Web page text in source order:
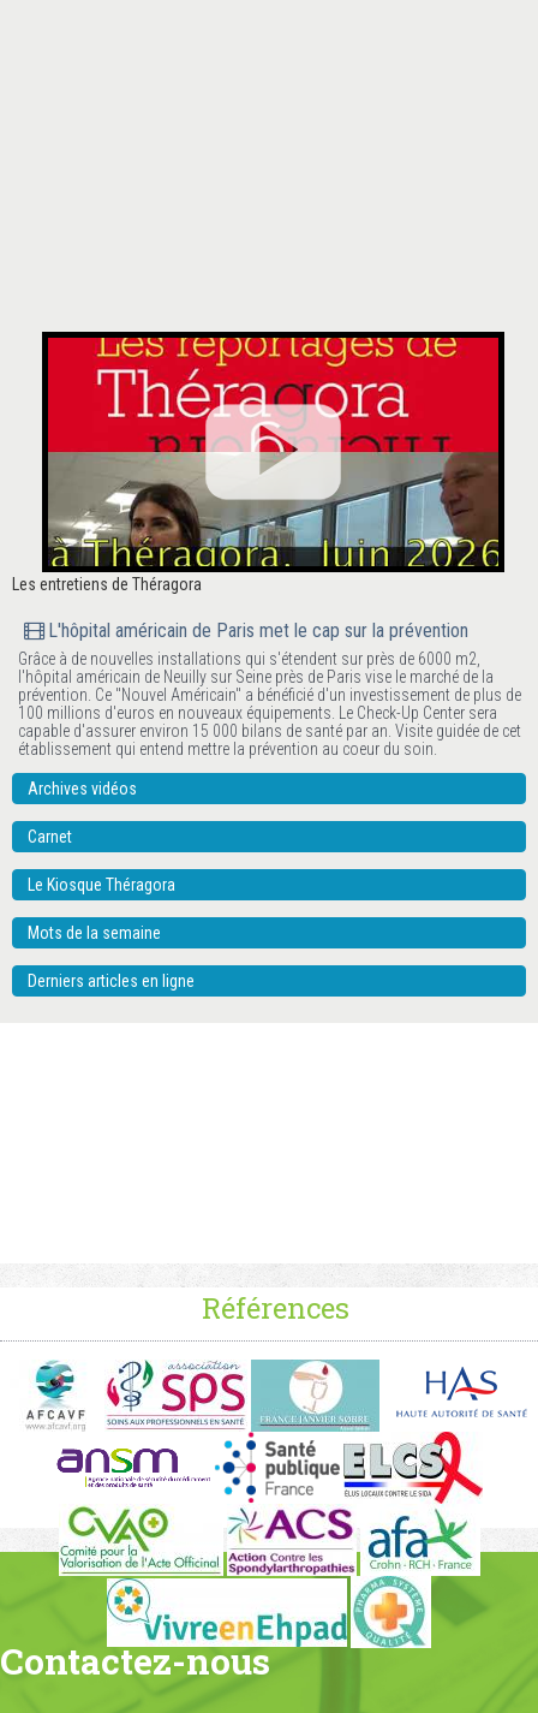
Les entretiens de Théragora
L'hôpital américain de Paris met le cap sur la prévention
Grâce à de nouvelles installations qui s'étendent sur près de 6000 m2,
l'hôpital américain de Neuilly sur Seine près de Paris vise le marché de la
prévention. Ce "Nouvel Américain" a bénéficié d'un investissement de plus de
100 millions d'euros en nouveaux équipements. Le Check-Up Center sera
capable d'assurer environ 15 000 bilans de santé par an. Visite guidée de cet
établissement qui entend mettre la prévention au coeur du soin.
Archives vidéos
Carnet
Le Kiosque Théragora
Mots de la semaine
Derniers articles en ligne
Références
Contactez-nous